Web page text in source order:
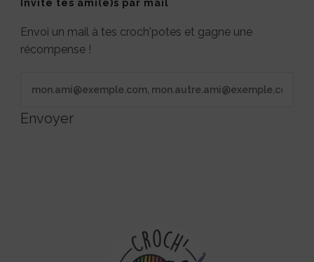
Invite tes ami(e)s par mail
Envoi un mail à tes croch'potes et gagne une
récompense !
Envoyer